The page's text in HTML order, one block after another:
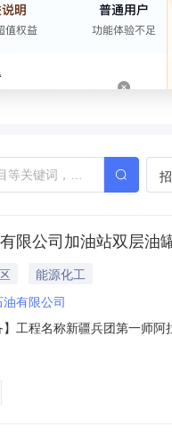
限公司加油站双层
能源化工
有限公司
工程名称新疆兵团第一师
期42日历天建造师姓名注册